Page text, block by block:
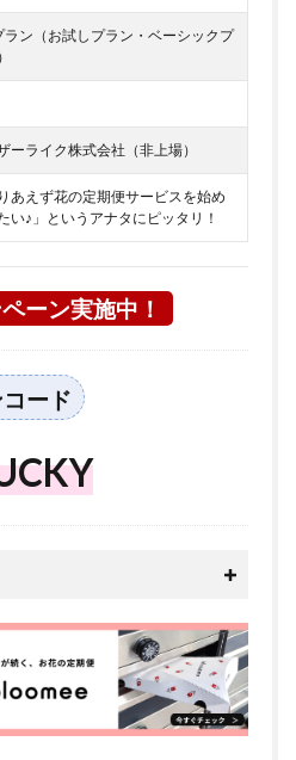
ラン（お試しプラン・ベーシックプ
ーライク株式会社（非上場）
りあえず花の定期便サービスを始め
い♪」というアナタにピッタリ！
ーン実施中！
ード